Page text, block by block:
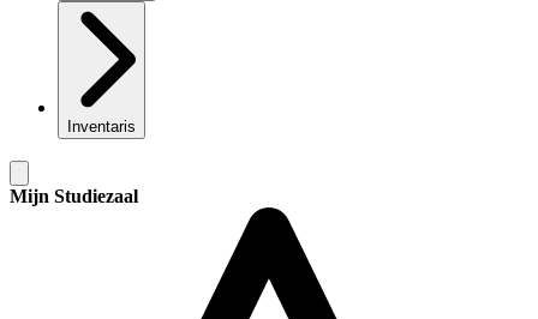
Inventaris
Mijn Studiezaal